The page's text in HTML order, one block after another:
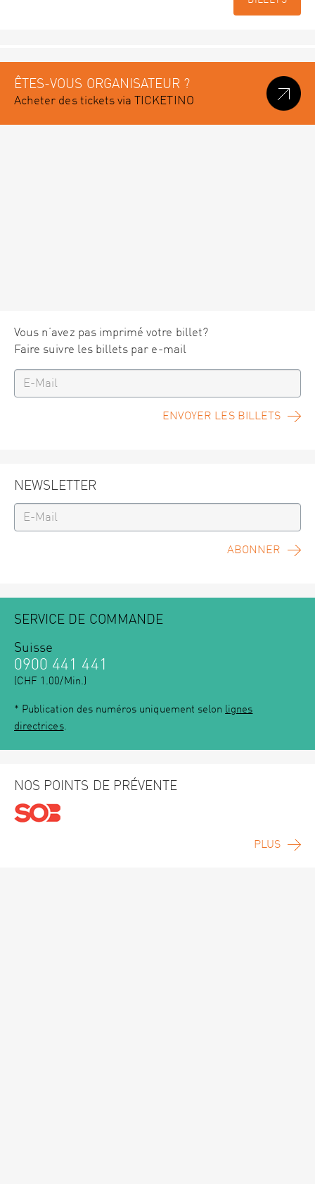
ÊTES-VOUS ORGANISATEUR ?
Acheter des tickets via TICKETINO
Vous n’avez pas imprimé votre billet?
Faire suivre les billets par e-mail
ENVOYER LES BILLETS
NEWSLETTER
ABONNER
SERVICE DE COMMANDE
Suisse
0900 441 441
(CHF 1.00/Min.)
* Publication des numéros uniquement selon lignes
directrices.
NOS POINTS DE PRÉVENTE
PLUS